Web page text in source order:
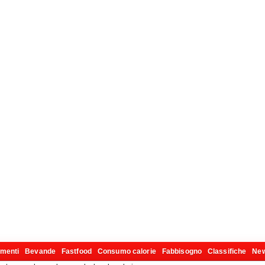
Bevande Fastfood Consumo calorie Fabbisogno Classifiche